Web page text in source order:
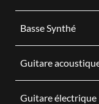
Basse Synthé
Guitare
Guitare électrique